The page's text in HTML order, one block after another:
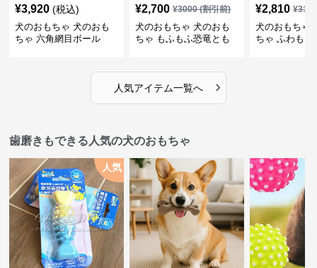
¥3,920 (税込)
犬のおもちゃ 犬のおも
ちゃ 六角網目ボール
¥2,700 ¥3000(割引前)
犬のおもちゃ 犬のおも
ちゃ もふもふ恐竜とも
¥2,810 ¥
犬のおもちゃ
ちゃ ふわもこ
人気アイテム一覧へ ›
歯磨きもできる人気の犬のおもちゃ
人気